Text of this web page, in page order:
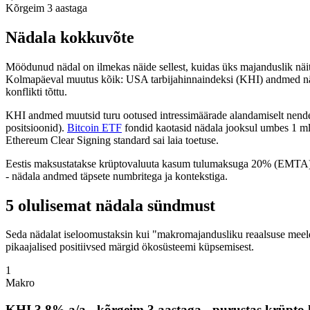
Kõrgeim 3 aastaga
Nädala kokkuvõte
Möödunud nädal on ilmekas näide sellest, kuidas üks majanduslik
Kolmapäeval muutus kõik: USA tarbijahinnaindeksi (KHI) andmed
konflikti tõttu.
KHI andmed muutsid turu ootused intressimäärade alandamiselt
positsioonid). Bitcoin ETF fondid kaotasid nädala jooksul umbes 1
Ethereum Clear Signing standard sai laia toetuse.
Eestis maksustatakse krüptovaluuta kasum tulumaksuga 20%
- nädala andmed täpsete numbritega ja kontekstiga.
5 olulisemat nädala sündmust
Seda nädalat iseloomustaksin kui "makromajandusliku reaalsuse
pikaajalised positiivsed märgid ökosüsteemi küpsemisest.
1
Makro